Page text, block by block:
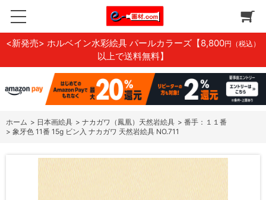
<新発売> ホルベイン水彩絵具 パールカラーズ 【8,800円（税込）
以上で送料無料】
ホーム > 日本画絵具 > ナカガワ（鳳凰）天然岩絵具 > 番手：１１番
> 象牙色 11番 15g ビン入 ナカガワ 天然岩絵具 NO.711